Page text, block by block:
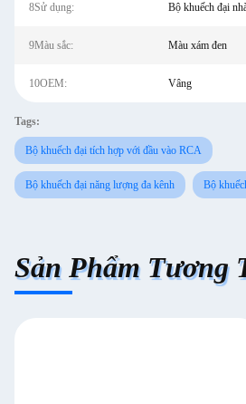
8Sử dụng: Bộ khuếch đại
9Màu sắc: Màu xám đen
10OEM: Vâng
Tags:
Bộ khuếch đại tích hợp với đầu vào RCA
Bộ khuếch đại năng lượng đa kênh Bộ
Sản Phẩm Tương